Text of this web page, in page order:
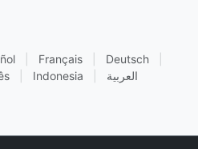
Français Deutsch
Indonesia العربية